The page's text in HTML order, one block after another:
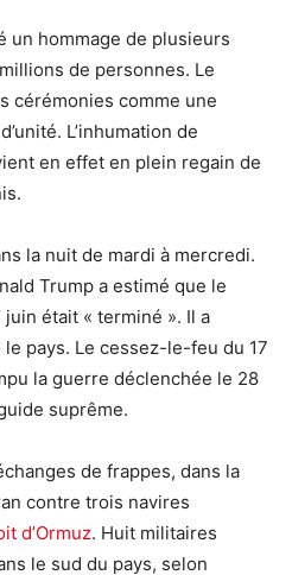
un hommage de plusieurs
de personnes. Le
cérémonies comme une
L’inhumation de
en effet en plein regain de
la nuit de mardi à mercredi.
Trump a estimé que le
était « terminé ». Il a
pays. Le cessez-le-feu du 17
la guerre déclenchée le 28
suprême.
de frappes, dans la
contre trois navires
d’Ormuz. Huit militaires
le sud du pays, selon